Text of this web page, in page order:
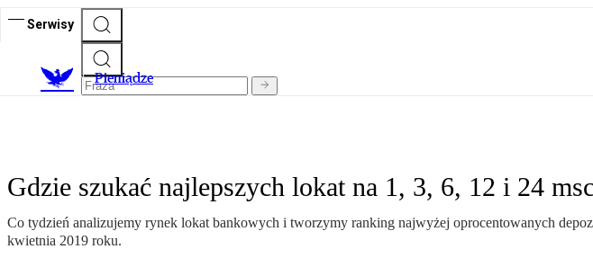
Serwisy
Pieniądze
Gdzie szukać najlepszych lokat na 1, 3, 6, 12 i 24
Co tydzień analizujemy rynek lokat bankowych i tworzymy ranking najwyżej oprocentowanych
kwietnia 2019 roku.